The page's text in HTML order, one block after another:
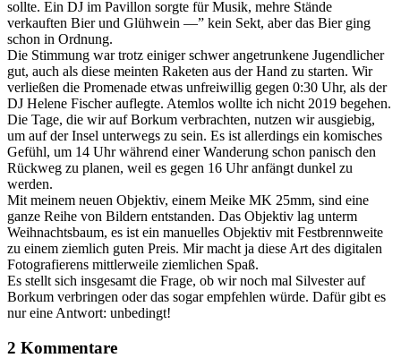
sollte. Ein DJ im Pavillon sorgte für Musik, mehre Stände
verkauften Bier und Glühwein —” kein Sekt, aber das Bier ging
schon in Ordnung.
Die Stimmung war trotz einiger schwer angetrunkene Jugendlicher
gut, auch als diese meinten Raketen aus der Hand zu starten. Wir
verließen die Promenade etwas unfreiwillig gegen 0:30 Uhr, als der
DJ Helene Fischer auflegte. Atemlos wollte ich nicht 2019 begehen.
Die Tage, die wir auf Borkum verbrachten, nutzen wir ausgiebig,
um auf der Insel unterwegs zu sein. Es ist allerdings ein komisches
Gefühl, um 14 Uhr während einer Wanderung schon panisch den
Rückweg zu planen, weil es gegen 16 Uhr anfängt dunkel zu
werden.
Mit meinem neuen Objektiv, einem Meike MK 25mm, sind eine
ganze Reihe von Bildern entstanden. Das Objektiv lag unterm
Weihnachtsbaum, es ist ein manuelles Objektiv mit Festbrennweite
zu einem ziemlich guten Preis. Mir macht ja diese Art des digitalen
Fotografierens mittlerweile ziemlichen Spaß.
Es stellt sich insgesamt die Frage, ob wir noch mal Silvester auf
Borkum verbringen oder das sogar empfehlen würde. Dafür gibt es
nur eine Antwort: unbedingt!
2 Kommentare